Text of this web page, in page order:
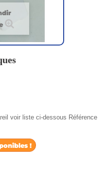
voir liste ci-dessous Référence
!